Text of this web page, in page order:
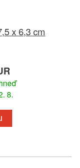
x 6,3 cm
8.